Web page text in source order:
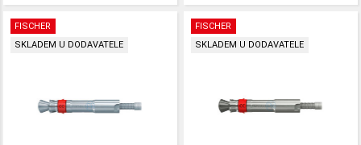
FISCHER
SKLADEM U DODAVATELE
FISCHER
SKLADEM U DODAVATELE